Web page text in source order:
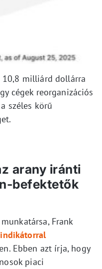
10,8 milliárd dollárra
cégek reorganizációs
széles körű
arany iránti
befektetők
Frank
Ebben azt írja, hogy
piaci